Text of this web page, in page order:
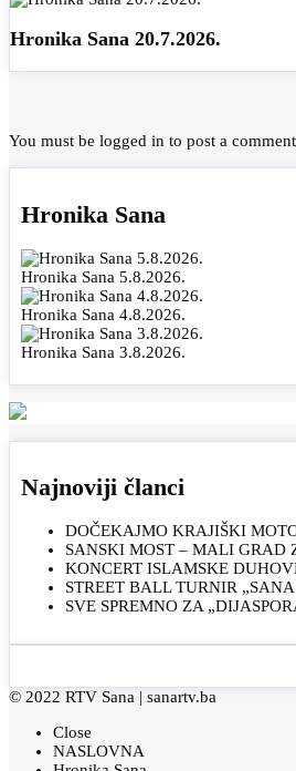
Hronika Sana 20.7.2026.
You must be logged in to post a
Hronika Sana
Hronika Sana 5.8.2026.
Hronika Sana 4.8.2026.
Hronika Sana 3.8.2026.
Najnoviji članci
DOČEKAJMO KRAJIŠKI
SANSKI MOST – MALI GRAD
KONCERT ISLAMSKE
STREET BALL TURNIR „SANA
SVE SPREMNO ZA
© 2022 RTV Sana | sanartv.ba
Close
NASLOVNA